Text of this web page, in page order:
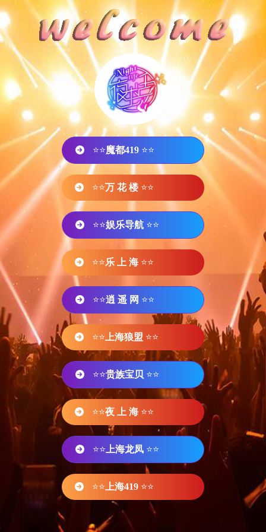
⭐⭐魔都419 ⭐⭐
⭐⭐万 花 楼 ⭐⭐
⭐⭐娱乐导航 ⭐⭐
⭐⭐乐 上 海 ⭐⭐
⭐⭐逍 遥 网 ⭐⭐
⭐⭐ 上海狼盟 ⭐⭐
⭐⭐贵族宝贝 ⭐⭐
⭐⭐夜 上 海 ⭐⭐
⭐⭐ 上海龙凤 ⭐⭐
⭐⭐ 上海419 ⭐⭐